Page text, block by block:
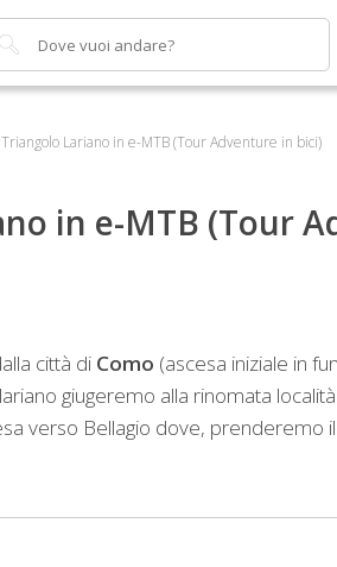
Cerca
Triangolo Lariano in e-MTB (Tour Adventure in bici)
in e-MTB (Tour
città di Como (ascesa iniziale in
giugeremo alla rinomata
verso Bellagio dove, prenderemo